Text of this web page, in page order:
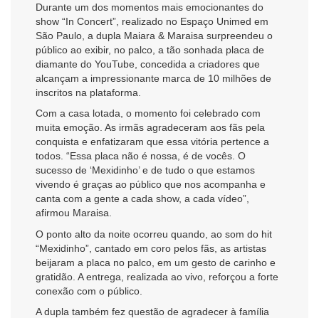
Durante um dos momentos mais emocionantes do
show “In Concert”, realizado no Espaço Unimed em
São Paulo, a dupla Maiara & Maraisa surpreendeu o
público ao exibir, no palco, a tão sonhada placa de
diamante do YouTube, concedida a criadores que
alcançam a impressionante marca de 10 milhões de
inscritos na plataforma.
Com a casa lotada, o momento foi celebrado com
muita emoção. As irmãs agradeceram aos fãs pela
conquista e enfatizaram que essa vitória pertence a
todos. “Essa placa não é nossa, é de vocês. O
sucesso de ‘Mexidinho’ e de tudo o que estamos
vivendo é graças ao público que nos acompanha e
canta com a gente a cada show, a cada vídeo”,
afirmou Maraisa.
O ponto alto da noite ocorreu quando, ao som do hit
“Mexidinho”, cantado em coro pelos fãs, as artistas
beijaram a placa no palco, em um gesto de carinho e
gratidão. A entrega, realizada ao vivo, reforçou a forte
conexão com o público.
A dupla também fez questão de agradecer à família